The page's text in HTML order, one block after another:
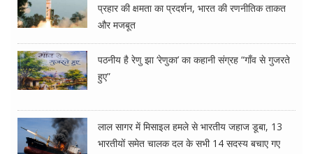
प्रहार की क्षमता का प्रदर्शन, भारत की रणनीतिक ताकत
और मजबूत
पठनीय है रेणु झा ‘रेणुका’ का कहानी संग्रह “गाँव से गुजरते
हुए”
लाल सागर में मिसाइल हमले से भारतीय जहाज डूबा, 13
भारतीयों समेत चालक दल के सभी 14 सदस्य बचाए गए